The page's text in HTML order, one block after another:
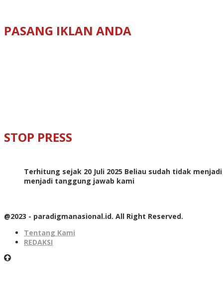
PASANG IKLAN ANDA
STOP PRESS
Terhitung sejak 20 Juli 2025 Beliau sudah tidak
menjadi tanggung jawab kami
@2023 - paradigmanasional.id. All Right Reserved.
Tentang Kami
REDAKSI